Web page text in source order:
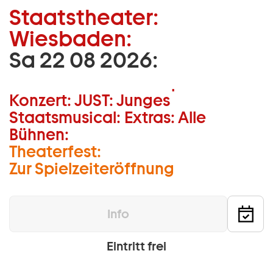
Zum Hauptinhalt springen
Zum Footer springen
Staatstheater:
Wiesbaden:
Sa 22 08 2026:
Konzert:JUST:Junges
Staatsmusical: Extras:Alle
Bühnen:
Theaterfest:
Zur Spielzeiteröffnung
Info
Eintritt frei